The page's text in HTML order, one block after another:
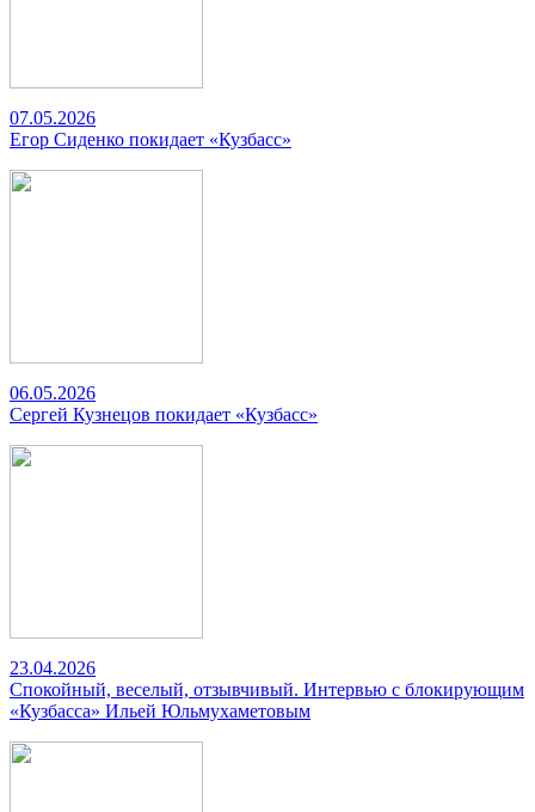
07.05.2026
Егор Сиденко покидает «Кузбасс»
06.05.2026
Сергей Кузнецов покидает «Кузбасс»
23.04.2026
Спокойный, веселый, отзывчивый. Интервью с блокирующим
«Кузбасса» Ильей Юльмухаметовым